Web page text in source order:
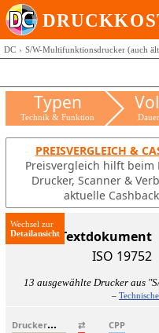
DC S/W-Multifunktionsdrucker (auch
Typen
Technik & Funktion
PREISVERGLEICH &
Preisvergleich hilft
Drucker, Scanner &
aktuelle
Wechsel zur
ISO-Textdokument
ISO 19752
13 ausgewählte Drucker aus
–
D
ruckername ⇄ CPP